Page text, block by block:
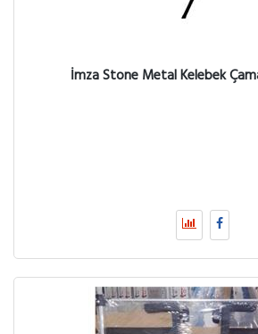
İmza Stone Metal Kelebek